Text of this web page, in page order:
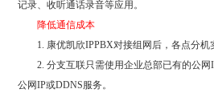
记录、收听通话录音等应用。
降低通信成本
1. 康优凯欣IPPBX对接组网后，各点分机
2. 分支互联只需使用企业总部已有的公网
公网IP或DDNS服务。